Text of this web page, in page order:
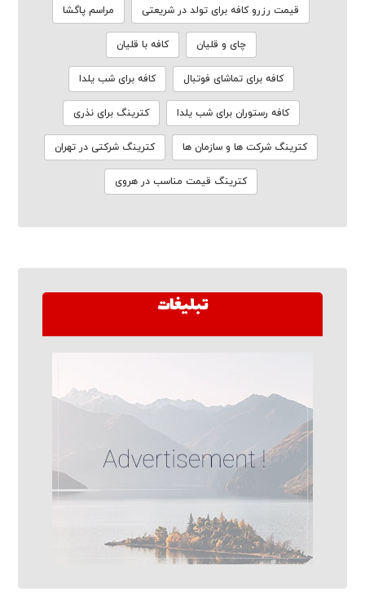
قیمت رزرو کافه برای تولد در شریعتی مراسم پاگشا
چای و قلیان کافه با قلیان
کافه برای تماشای فوتبال کافه برای شب یلدا
کافه رستوران برای شب یلدا کترینگ برای نذری
کترینگ شرکت ها و سازمان ها کترینگ شرکتی در تهران
کترینگ قیمت مناسب در هروی
تبلیغات